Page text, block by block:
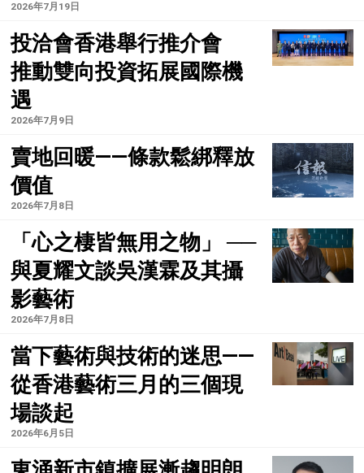
2026年7月19日
投洽會香港舉行推介會
推動雙向投資拓展國際機
遇
2026年7月9日
賣地回暖——條款鬆綁釋放
價值
2026年7月8日
「心之棲皆無用之物」 ──
與夏耀文談吳漢霖及其攝
影藝術
2026年7月8日
當下藝術與技術的迷思——
從香港藝術三月的三個現
場談起
2026年6月5日